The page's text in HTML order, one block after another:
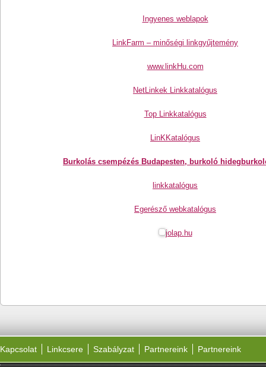
Ingyenes weblapok
LinkFarm – minőségi linkgyűjtemény
www.linkHu.com
NetLinkek Linkkatalógus
Top Linkkatalógus
LinKKatalógus
Burkolás csempézés Budapesten, burkoló
linkkatalógus
Egerésző webkatalógus
jolap.hu
Kapcsolat Linkcsere Szabályzat Partnereink Partnereink